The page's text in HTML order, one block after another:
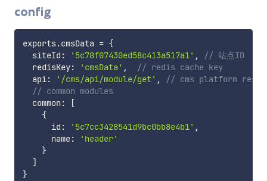
config
exports.cmsData = {
  siteId
: '5c78f07430ed58c413a517a1' ,
// 站点ID
  redisKey
: 'cmsData' ,
// redis cache key
  api
: '/cms/api/module/get' ,
// cms platform
// common modules
  common
:
[
{
      id
: '5c7cc3428541d9bc0bb8e4b1' ,
      name
:
'header'
}
]
}